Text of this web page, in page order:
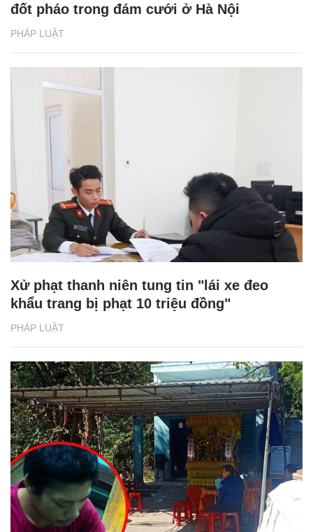
PHÁP LUẬT
đốt pháo trong đám cưới ở Hà Nội
PHÁP LUẬT
Xử phạt thanh niên tung tin "lái xe đeo
khẩu trang bị phạt 10 triệu đồng"